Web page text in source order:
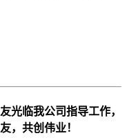
光临我公司指导工作，
，共创伟业！